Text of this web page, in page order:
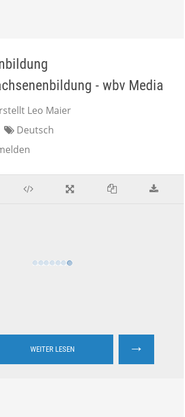
- wbv Media
Leo Maier
Deutsch
WEITER LESEN →